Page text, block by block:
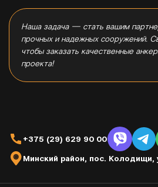
Наша задача — стать вашим
прочных и надежных сооружений.
чтобы заказать качественные
проекта!
+375 (29) 629 90 00
Минский район, пос.